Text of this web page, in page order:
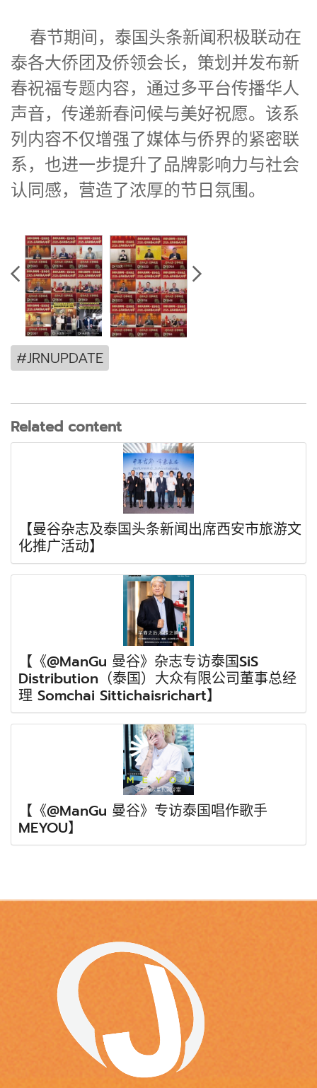
春节期间，泰国头条新闻积极联动在
泰各大侨团及侨领会长，策划并发布新
春祝福专题内容，通过多平台传播华人
声音，传递新春问候与美好祝愿。该系
列内容不仅增强了媒体与侨界的紧密联
系，也进一步提升了品牌影响力与社会
认同感，营造了浓厚的节日氛围。
#JRNUPDATE
Related content
【曼谷杂志及泰国头条新闻出席西安市旅游文
化推广活动】
【《@ManGu 曼谷》杂志专访泰国SiS
Distribution（泰国）大众有限公司董事总经
理 Somchai Sittichaisrichart】
【《@ManGu 曼谷》专访泰国唱作歌手
MEYOU】